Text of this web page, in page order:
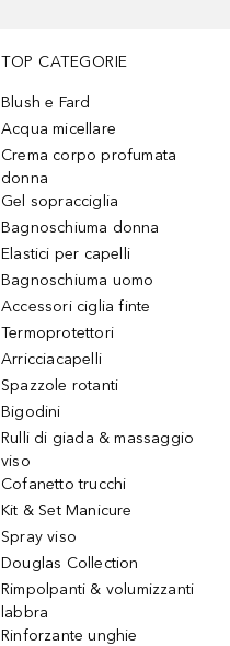
TOP CATEGORIE
Blush e Fard
Acqua micellare
Crema corpo profumata
donna
Gel sopracciglia
Bagnoschiuma donna
Elastici per capelli
Bagnoschiuma uomo
Accessori ciglia finte
Termoprotettori
Arricciacapelli
Spazzole rotanti
Bigodini
Rulli di giada & massaggio
viso
Cofanetto trucchi
Kit & Set Manicure
Spray viso
Douglas Collection
Rimpolpanti & volumizzanti
labbra
Rinforzante unghie